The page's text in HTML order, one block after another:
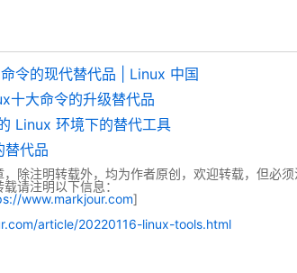
令的现代替代品 | Linux 中国
十大命令的升级替代品
Linux 环境下的替代工具
替代品
除注明转载外，均为作者原创，欢迎转载，但必须
请注明以下信息：
www.markjour.com]
article/20220116-linux-tools.html